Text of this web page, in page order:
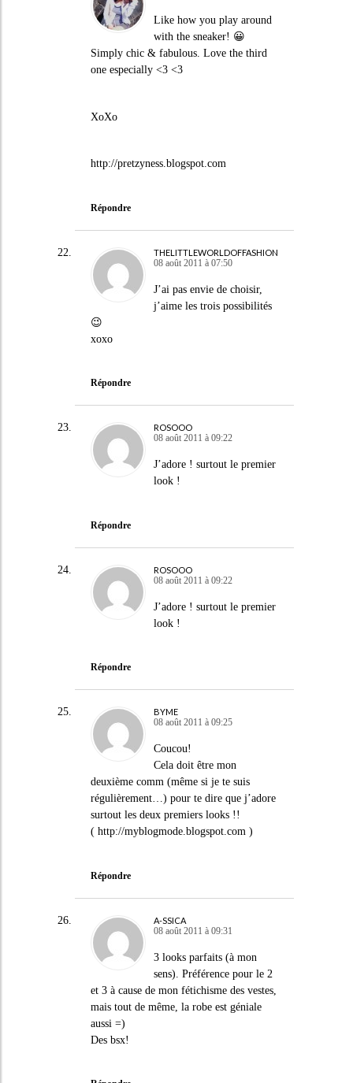
Like how you play around
with the sneaker! 😀
Simply chic & fabulous. Love the third
one especially <3 <3
XoXo
http://pretzyness.blogspot.com
Répondre
THELITTLEWORLDOFFASHION
08 août 2011 à 07:50
J’ai pas envie de choisir,
j’aime les trois possibilités
😉
xoxo
Répondre
ROSOOO
08 août 2011 à 09:22
J’adore ! surtout le premier
look !
Répondre
ROSOOO
08 août 2011 à 09:22
J’adore ! surtout le premier
look !
Répondre
BYME
08 août 2011 à 09:25
Coucou!
Cela doit être mon
deuxième comm (même si je te suis
régulièrement…) pour te dire que j’adore
surtout les deux premiers looks !!
( http://myblogmode.blogspot.com)
Répondre
A-SSICA
08 août 2011 à 09:31
3 looks parfaits (à mon
sens). Préférence pour le 2
et 3 à cause de mon fétichisme des vestes,
mais tout de même, la robe est géniale
aussi =)
Des bsx!